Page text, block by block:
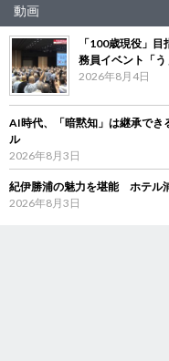
動画
「100歳現役」
務員イベント「う
2026年8月4日
AI時代、「暗黙知」は継承で
ル
2026年8月3日
紀伊勝浦の魅力を堪能 ホテル
2026年8月3日